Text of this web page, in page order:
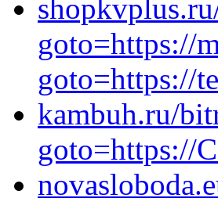
goto=https://
goto=https://
kambuh.ru/
goto=https://